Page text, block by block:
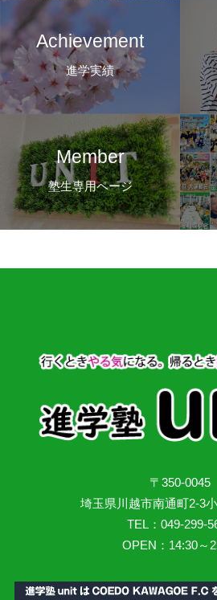
Achievement
進学実績
Member
塾生専用ページ
〒350-0045
埼玉県川越市南通町2-3
TEL：049-299-
OPEN：14:30～